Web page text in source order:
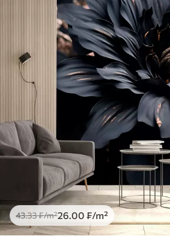
43.33₣/m²26.00 ₣/m²